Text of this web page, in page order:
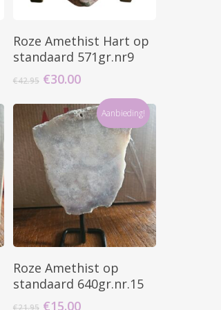
Toevoegen Aan
Winkelwagen
Roze Amethist Hart op
standaard 571gr.nr9
€42.95 Oorspronkelijke
was:
€42.95.
€30.00Huidige
is:
€30.00.
Aanbieding!
Toevoegen Aan
Winkelwagen
Roze Amethist op
standaard 640gr.nr.15
Oorspronkelijke
€15.00Huidige